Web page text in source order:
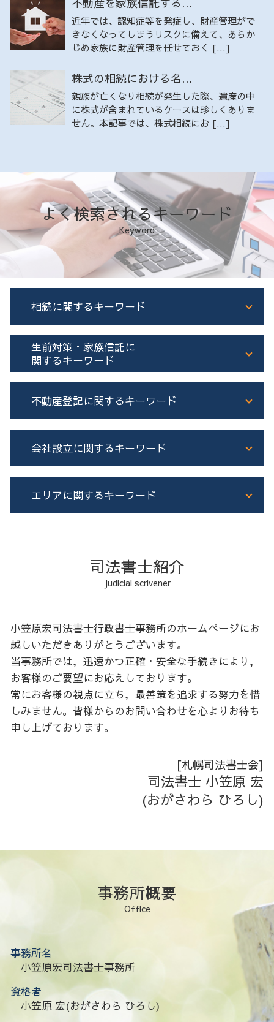
近年では、認知症等を発症し、財産管理がで
きなくなってしまうリスクに備えて、あらか
じめ家族に財産管理を任せておく […]
株式の相続における名...
親族が亡くなり相続が発生した際、遺産の中
に株式が含まれているケースは珍しくありま
せん。本記事では、株式相続にお […]
よく検索されるキーワード
Keyword
相続に関するキーワード
相続 不動産 名義変更
預貯金 相続
相続放棄 認知症
不動産 共有名義 相続
遺産分割協議書 公正証書
相続 流れ
相続
相続 司法書士
相続 不動産
遺産分割協議書 司法書士
相続人申告登記 必要書類
相続登記 必要書類
司法書士 遺言書
遺言書 執行者
遺産分割協議証明書 一人が相続
生前対策・家族信託に
関するキーワード
生前贈与 住宅
不動産 相続税対策
家族信託 メリット
家族信託 司法書士
家族信託 機能
家族信託 手続き
家族信託 任意後見 違い
公正証書遺言 証人
成年後見制度 費用
生前贈与 現金
成年後見制度 司法書士
生前贈与 保険
生前贈与 相続
生前贈与 契約書
不動産登記に関するキーワード
土地 売買 登記
増築 登記
建物 新築 登記
不動産 共有名義
根抵当権 とは わかりやすく
不動産 個人 売買 司法書士
土地 売買 契約書 司法書士
所有権保存登記
不動産登記
担保権 登記
不動産登記 流れ
会社設立に関するキーワード
会社設立 登記
会社設立
会社設立 司法書士
合同会社 登記
株式会社 合同会社 違い
エリアに関するキーワード
日高 生前対策
石狩 不動産登記
空知 生前対策
胆振 生前対策
胆振 相続
石狩 会社設立
後志 生前対策
空知 不動産登記
日高 会社設立
胆振 不動産登記
司法書士紹介
Judicial scrivener
小笠原宏司法書士行政書士事務所のホームページにお
越しいただきありがとうございます。
当事務所では，迅速かつ正確・安全な手続きにより，
お客様のご要望にお応えしております。
常にお客様の視点に立ち，最善策を追求する努力を惜
しみません。皆様からのお問い合わせを心よりお待ち
申し上げております。
[札幌司法書士会]
司法書士 小笠原 宏
(おがさわら ひろし)
事務所概要
Office
事務所名
小笠原宏司法書士事務所
資格者
小笠原 宏(おがさわら ひろし)